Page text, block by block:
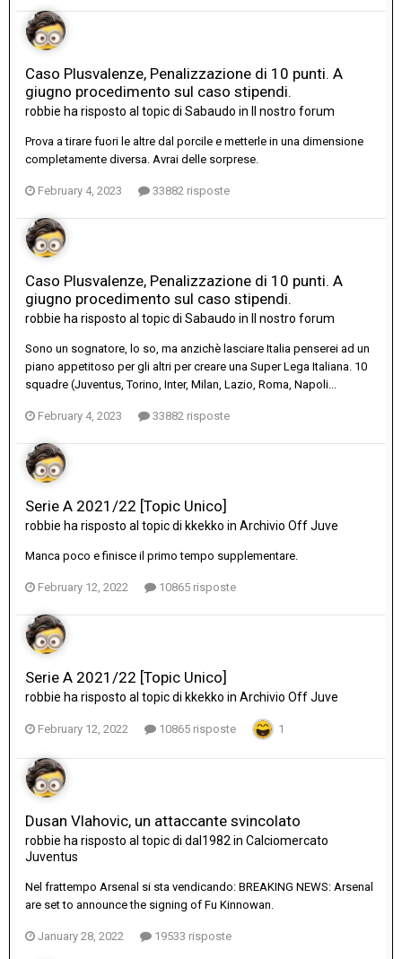
Caso Plusvalenze, Penalizzazione di 10 punti. A
giugno procedimento sul caso stipendi.
robbie ha risposto al topic di Sabaudo in Il nostro forum
Prova a tirare fuori le altre dal porcile e metterle in una dimensione
completamente diversa. Avrai delle sorprese.
February 4, 2023 33882 risposte
Caso Plusvalenze, Penalizzazione di 10 punti. A
giugno procedimento sul caso stipendi.
robbie ha risposto al topic di Sabaudo in Il nostro forum
Sono un sognatore, lo so, ma anzichè lasciare Italia penserei ad un
piano appetitoso per gli altri per creare una Super Lega Italiana. 10
squadre (Juventus, Torino, Inter, Milan, Lazio, Roma, Napoli...
February 4, 2023 33882 risposte
Serie A 2021/22 [Topic Unico]
robbie ha risposto al topic di kkekko in Archivio Off Juve
Manca poco e finisce il primo tempo supplementare.
February 12, 2022 10865 risposte
Serie A 2021/22 [Topic Unico]
robbie ha risposto al topic di kkekko in Archivio Off Juve
February 12, 2022 10865 risposte 1
Dusan Vlahovic, un attaccante svincolato
robbie ha risposto al topic di dal1982 in Calciomercato
Juventus
Nel frattempo Arsenal si sta vendicando: BREAKING NEWS: Arsenal
are set to announce the signing of Fu Kinnowan.
January 28, 2022 19533 risposte